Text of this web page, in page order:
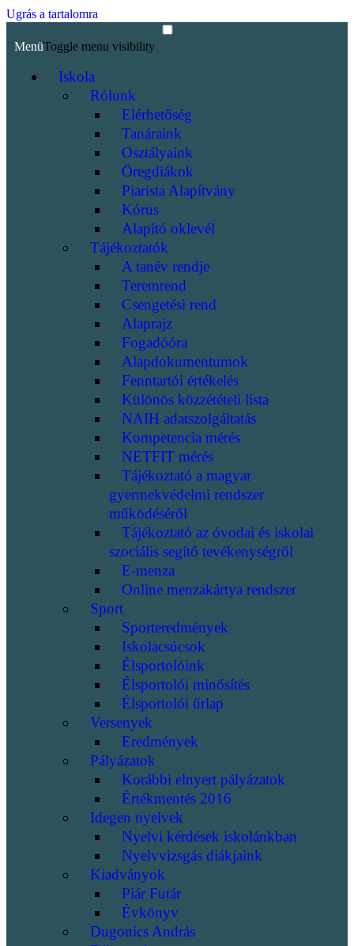
Ugrás a tartalomra
MenüToggle menu visibility
Iskola
Rólunk
Elérhetőség
Tanáraink
Osztályaink
Öregdiákok
Piarista Alapítvány
Kórus
Alapító oklevél
Tájékoztatók
A tanév rendje
Teremrend
Csengetési rend
Alaprajz
Fogadóóra
Alapdokumentumok
Fenntartói értékelés
Különös közzétételi lista
NAIH adatszolgáltatás
Kompetencia mérés
NETFIT mérés
Tájékoztató a magyar
gyermekvédelmi rendszer
működéséről
Tájékoztató az óvodai és iskolai
szociális segítő tevékenységről
E-menza
Online menzakártya rendszer
Sport
Sporteredmények
Iskolacsúcsok
Élsportolóink
Élsportolói minősítés
Élsportolói űrlap
Versenyek
Eredmények
Pályázatok
Korábbi elnyert pályázatok
Értékmentés 2016
Idegen nyelvek
Nyelvi kérdések iskolánkban
Nyelvvizsgás diákjaink
Kiadványok
Piár Futár
Évkönyv
Dugonics András